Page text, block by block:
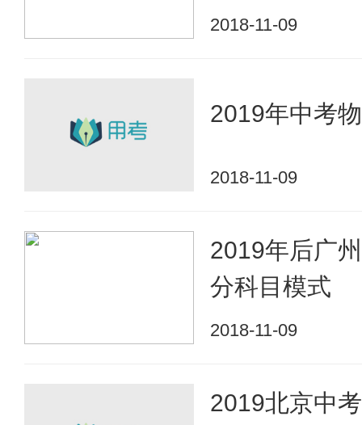
2018-11-09
2019年中考
2018-11-09
2019年后广
分科目模式
2018-11-09
2019北京中